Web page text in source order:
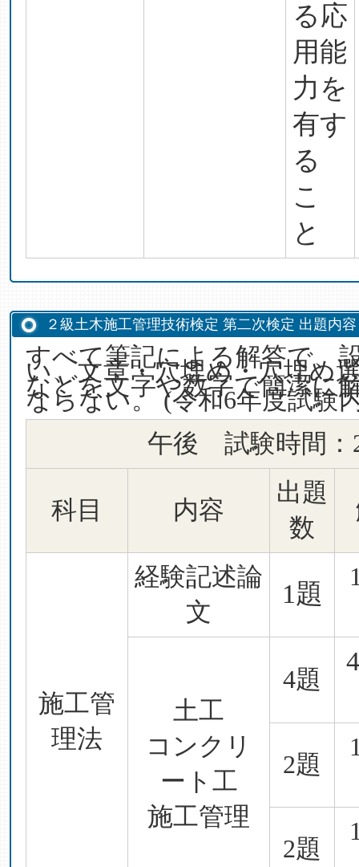
る応
用能
力を
有す
る
こ
と
２級土木施工管理技術検定 第二次検定 出題内容
すべて筆記による解答で、
い、文章・穴埋め・穴埋め
などを文字や数字で簡潔に
ならない。 (令和6年度試験
午後 試験時間：
科目 内容
出題
数
施工管
理法
経験記述論
文
1題
土工
コンクリ
ート工
施工管理
4題
2題
2題